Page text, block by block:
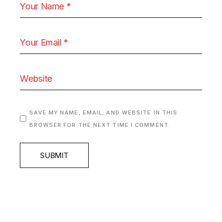
SAVE MY NAME, EMAIL, AND WEBSITE IN THIS
BROWSER FOR THE NEXT TIME I COMMENT.
SUBMIT